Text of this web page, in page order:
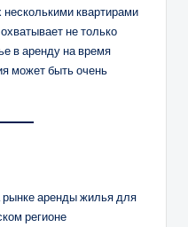
квартирами
не только
в аренду на время
может быть очень
рынке аренды жилья для
регионе